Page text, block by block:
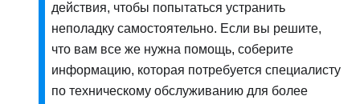
действия, чтобы попытаться устранить
неполадку самостоятельно. Если вы решите,
что вам все же нужна помощь, соберите
информацию, которая потребуется специалисту
по техническому обслуживанию для более